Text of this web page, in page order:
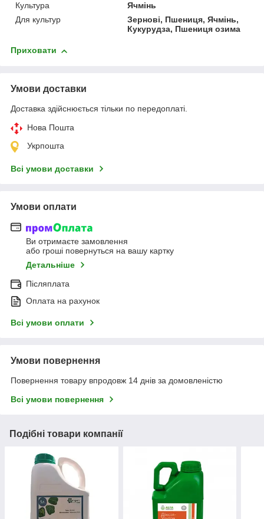
Культура
Ячмінь
Для культур
Зернові, Пшениця, Ячмінь,
Кукурудза, Пшениця озима
Приховати
Умови доставки
Доставка здійснюється тільки по передоплаті.
Нова Пошта
Укрпошта
Всі умови доставки
Умови оплати
Ви отримаєте замовлення
або гроші повернуться на вашу картку
Детальніше
Післяплата
Оплата на рахунок
Всі умови оплати
Умови повернення
Повернення товару впродовж 14 днів за домовленістю
Всі умови повернення
Подібні товари компанії